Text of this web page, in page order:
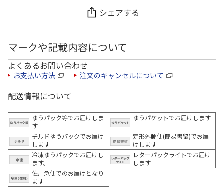
シェアする
マークや記載内容について
よくあるお問い合わせ
お支払い方法 注文のキャンセルについて
配送情報について
ゆうパック等でお届けしま
す
ゆうパケットでお届けします
チルドゆうパックでお届け
します
定形外郵便(簡易書留)でお届
けします
冷凍ゆうパックでお届けし
ます。
レターパックライトでお届け
します
佐川急便でのお届けとなり
ます